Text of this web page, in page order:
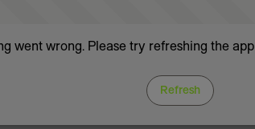
went wrong. Please try refreshing the app
Refresh